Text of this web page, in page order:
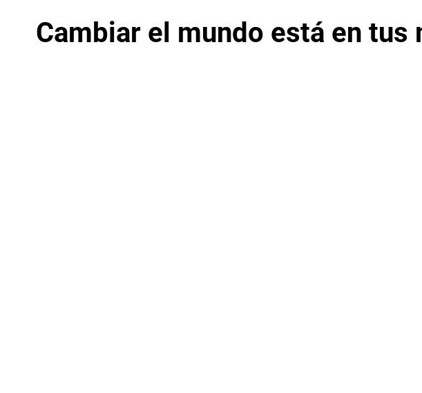
Cambiar el mundo está en tus